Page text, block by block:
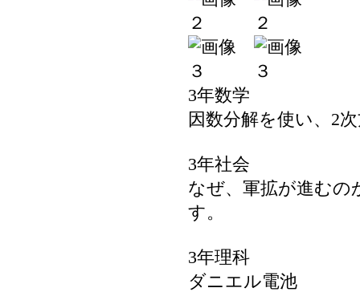
3年数学
因数分解を使い、2
3年社会
なぜ、軍拡が進むの
す。
3年理科
ダニエル電池